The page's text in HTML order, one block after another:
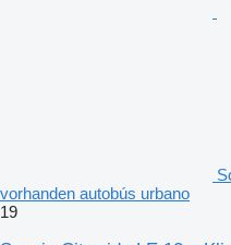
vorhanden autobús urbano
19